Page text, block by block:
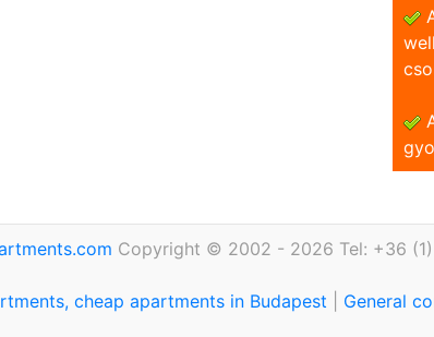
Copyright © 2002 - 2026 Tel: +36
cheap apartments in Budapest
General